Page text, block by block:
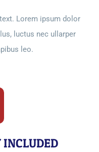
Lorem ipsum dolor
luctus nec ullarper
leo.